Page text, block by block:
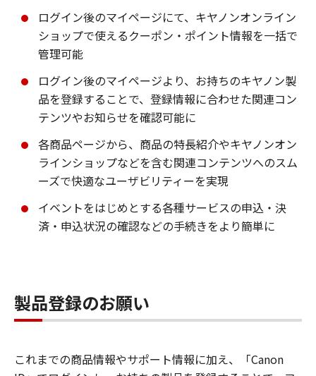
ログイン後のマイページにて、キヤノンオンライン
ショップで使えるクーポン・ポイント情報を一括で
管理可能
ログイン後のマイページより、お持ちのキヤノン製
品を登録することで、登録情報に合わせた関連コン
テンツやお知らせを確認可能に
各商品ページから、商品の特長紹介やキヤノンオン
ラインショップなどを含む関連コンテンツへのスム
ーズで快適なユーザビリティーを実現
イベントをはじめとする各種サービスの申込・決
済・申込状況の確認などの手続きをより簡単に
製品登録のお願い
これまでの商品情報やサポート情報に加え、「Canon